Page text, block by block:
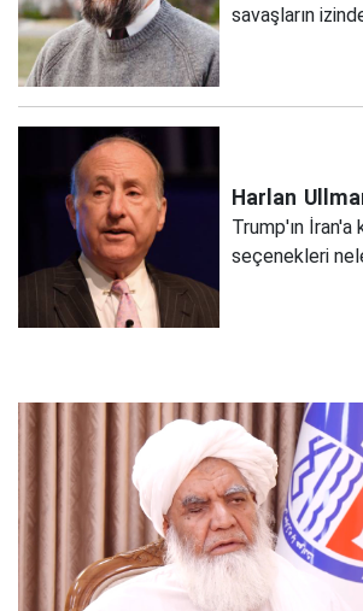
savaşların
Harlan
Trump'ın İran'a
seçenekleri